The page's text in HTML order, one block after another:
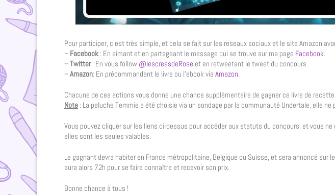
Pour participer, c’est très simple, et cela se fait sur les reseaux sociaux et le site Amazon
– Facebook : En aimant et en partageant le message qui se trouve sur ma page Facebook
–Twitter: En vous follow @lescreasdeRose et en retweetant le tweet du concours.
–Amazon: En précommandant le livre ou l’ebook via Amazon
Chacune de ces actions vous donne une chance supplémentaire de gagner ce livre de
Note : La peluche Temmie a été choisie via un sondage par la communauté Undertale, elle ne
Vous pouvez cliquer sur les liens ci-dessus pour accéder aux statuts du concours, et vous
elles sont les seules valables.
Le gagnant devra habiter en France métropolitaine, Belgique ou Suisse, et sera annoncé sur
aura alors 72h pour se faire connaître et recevoir son prix.
Bonne chance à tous !